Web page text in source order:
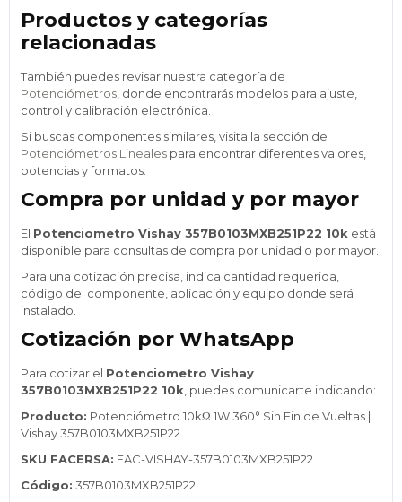
Productos y categorías
relacionadas
También puedes revisar nuestra categoría de
Potenciómetros , donde encontrarás modelos para ajuste,
control y calibración electrónica.
Si buscas componentes similares, visita la sección de
Potenciómetros Lineales para encontrar diferentes valores,
potencias y formatos.
Compra por unidad y por mayor
El Potenciometro Vishay 357B0103MXB251P22 10k está
disponible para consultas de compra por unidad o por mayor.
Para una cotización precisa, indica cantidad requerida,
código del componente, aplicación y equipo donde será
instalado.
Cotización por WhatsApp
Para cotizar el Potenciometro Vishay
357B0103MXB251P22 10k , puedes comunicarte indicando:
Producto: Potenciómetro 10kΩ 1W 360° Sin Fin de Vueltas |
Vishay 357B0103MXB251P22.
SKU FACERSA: FAC-VISHAY-357B0103MXB251P22.
Código: 357B0103MXB251P22.